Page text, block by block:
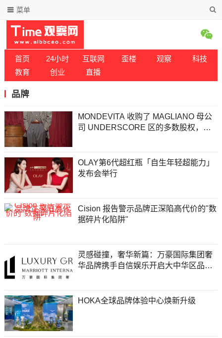
菜单
首页 24小时 互联网 歪楼 观察
科技
教育
创业 直播
品牌
MONDEVITA 收购了 MAGLIANO 母公
司 UNDERSCORE 区的多数股权，这
OLAY第6代超红瓶「自生年轻超能力」
发布会举行
Cision 报告警示品牌正深陷高代价的"数
据碎片化陷阱"
灵感碰撞，奢华新篇：万豪国际集团奢
华品牌携手自信娱乐开启大中华区品牌
HOKA全球品牌体验中心焕新升级